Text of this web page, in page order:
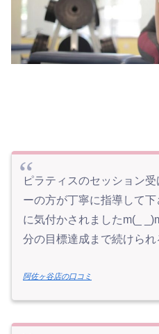
ピラティスのセッション
ーの方が丁寧に指導して
に気付かされましたm(_
分の目標達成まで続けられ
阿佐ヶ谷店の口コミ